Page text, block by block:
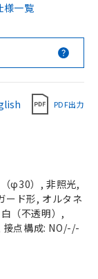
様一覧
PDF出力
φ30）, 非照光,
ード形, オルタネ
（不透明）,
接点構成: NO/-/-